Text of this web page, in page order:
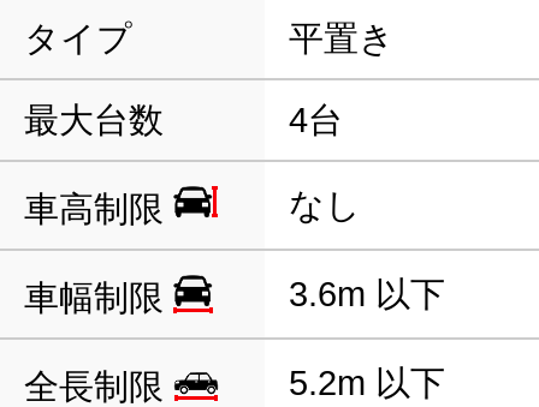
タイプ 平置き
最大台数 4台
車高制限 なし
車幅制限 3.6m 以下
全長制限 5.2m 以下